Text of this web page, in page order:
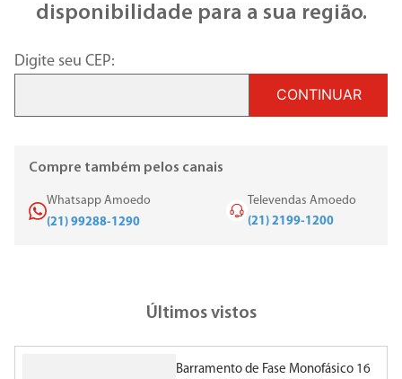
disponibilidade para a sua região.
Digite seu CEP:
CONTINUAR
Compre também pelos canais
Whatsapp Amoedo
(21) 99288-1290
Televendas Amoedo
(21) 2199-1200
Últimos vistos
Barramento de Fase Monofásico 16